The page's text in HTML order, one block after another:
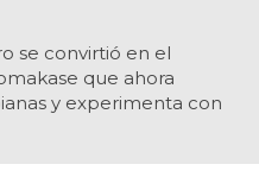
se convirtió en el
que ahora
y experimenta con